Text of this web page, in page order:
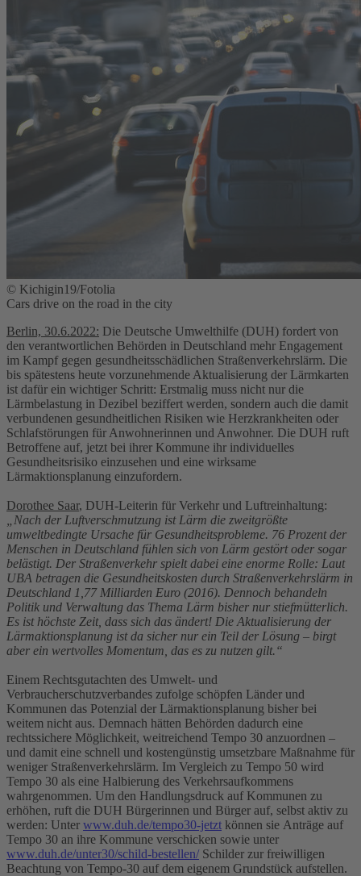
© Kichigin19/Fotolia
Cars drive on the road in the city
Berlin, 30.6.2022: Die Deutsche Umwelthilfe (DUH) fordert von
den verantwortlichen Behörden in Deutschland mehr Engagement
im Kampf gegen gesundheitsschädlichen Straßenverkehrslärm. Die
bis spätestens heute vorzunehmende Aktualisierung der Lärmkarten
ist dafür ein wichtiger Schritt: Erstmalig muss nicht nur die
Lärmbelastung in Dezibel beziffert werden, sondern auch die damit
verbundenen gesundheitlichen Risiken wie Herzkrankheiten oder
Schlafstörungen für Anwohnerinnen und Anwohner. Die DUH ruft
Betroffene auf, jetzt bei ihrer Kommune ihr individuelles
Gesundheitsrisiko einzusehen und eine wirksame
Lärmaktionsplanung einzufordern.
Dorothee Saar, DUH-Leiterin für Verkehr und Luftreinhaltung:
„Nach der Luftverschmutzung ist Lärm die zweitgrößte
umweltbedingte Ursache für Gesundheitsprobleme. 76 Prozent der
Menschen in Deutschland fühlen sich von Lärm gestört oder sogar
belästigt. Der Straßenverkehr spielt dabei eine enorme Rolle: Laut
UBA betragen die Gesundheitskosten durch Straßenverkehrslärm in
Deutschland 1,77 Milliarden Euro (2016). Dennoch behandeln
Politik und Verwaltung das Thema Lärm bisher nur stiefmütterlich.
Es ist höchste Zeit, dass sich das ändert! Die Aktualisierung der
Lärmaktionsplanung ist da sicher nur ein Teil der Lösung – birgt
aber ein wertvolles Momentum, das es zu nutzen gilt.“
Einem Rechtsgutachten des Umwelt- und
Verbraucherschutzverbandes zufolge schöpfen Länder und
Kommunen das Potenzial der Lärmaktionsplanung bisher bei
weitem nicht aus. Demnach hätten Behörden dadurch eine
rechtssichere Möglichkeit, weitreichend Tempo 30 anzuordnen –
und damit eine schnell und kostengünstig umsetzbare Maßnahme für
weniger Straßenverkehrslärm. Im Vergleich zu Tempo 50 wird
Tempo 30 als eine Halbierung des Verkehrsaufkommens
wahrgenommen. Um den Handlungsdruck auf Kommunen zu
erhöhen, ruft die DUH Bürgerinnen und Bürger auf, selbst aktiv zu
werden: Unter www.duh.de/tempo30-jetzt können sie Anträge auf
Tempo 30 an ihre Kommune verschicken sowie unter
www.duh.de/unter30/schild-bestellen/ Schilder zur freiwilligen
Beachtung von Tempo-30 auf dem eigenem Grundstück aufstellen.